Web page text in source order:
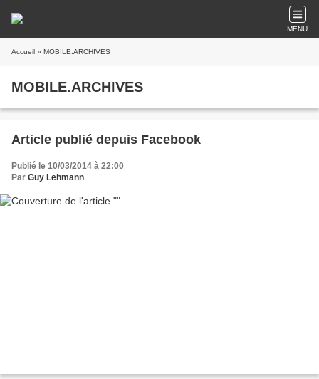
MENU
Accueil » MOBILE.ARCHIVES
MOBILE.ARCHIVES
Article publié depuis Facebook
Publié le 10/03/2014 à 22:00
Par Guy Lehmann